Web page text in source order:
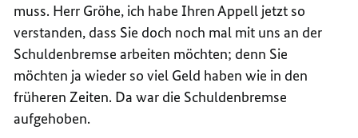
muss. Herr Gröhe, ich habe Ihren Appell jetzt so
verstanden, dass Sie doch noch mal mit uns an der
Schuldenbremse arbeiten möchten; denn Sie
möchten ja wieder so viel Geld haben wie in den
früheren Zeiten. Da war die Schuldenbremse
aufgehoben.